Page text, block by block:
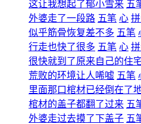
这让我想起了郁小雪来 五
外婆走了一段路 五笔 心
似乎筋骨恢复差不多 五笔
行走也快了很多 五笔 心
很快就到了原来自己的住
荒败的环境让人唏嘘 五笔
里面那口棺材已经倒在了
棺材的盖子都翻了过来 五
外婆走过去摸了下盖子 五